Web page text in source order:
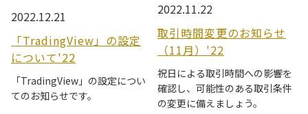
2022.12.21
「TradingView」の設定
について'22
「TradingView」の設定につい
てのお知らせです。
2022.11.22
取引時間変更のお知らせ
（11月）'22
祝日による取引時間への影響を
確認し、可能性のある取引条件
の変更に備えましょう。